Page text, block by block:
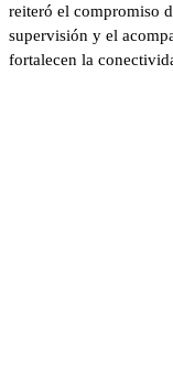
reiteró el compromiso
supervisión y el
fortalecen la